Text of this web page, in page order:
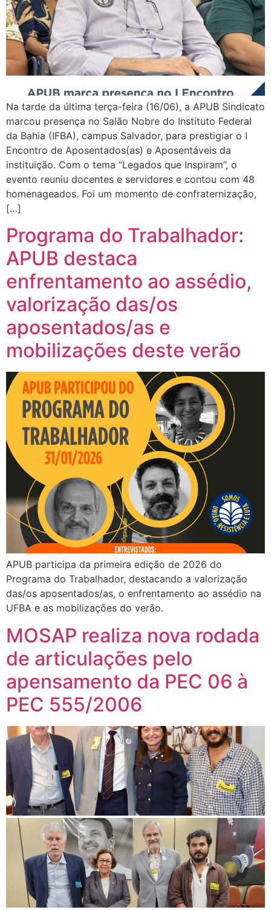
Na tarde da última terça-feira (16/06), a APUB Sindicato
marcou presença no Salão Nobre do Instituto Federal
da Bahia (IFBA), campus Salvador, para prestigiar o I
Encontro de Aposentados(as) e Aposentáveis da
instituição. Com o tema “Legados que Inspiram”, o
evento reuniu docentes e servidores e contou com 48
homenageados. Foi um momento de confraternização,
[…]
Programa do Trabalhador:
APUB destaca
enfrentamento ao assédio,
valorização das/os
aposentados/as e
mobilizações deste verão
APUB participa da primeira edição de 2026 do
Programa do Trabalhador, destacando a valorização
das/os aposentados/as, o enfrentamento ao assédio na
UFBA e as mobilizações do verão.
MOSAP realiza nova rodada
de articulações pelo
apensamento da PEC 06 à
PEC 555/2006